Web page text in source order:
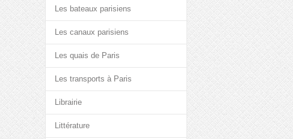
Les bateaux parisiens
Les canaux parisiens
Les quais de Paris
Les transports à Paris
Librairie
Littérature